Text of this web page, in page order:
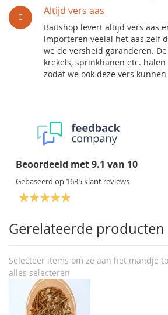
Altijd vers aas
Baitshop levert altijd vers aas
importeren veelal het aas zelf
we de versheid garanderen.
krekels, sprinkhanen etc.
zodat we ook deze vers
Beoordeeld met9.1 van 10
Gebaseerd op 1635 klant reviews
Gerelateerde producten
Selecteer items om ze aan het mandje
alles selecteren